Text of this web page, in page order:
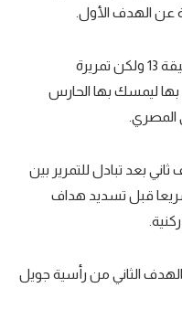
الهدف الأول.
وكاد صلاح أن يضاعف النتيجة مع الدقيقة 13 ولكن تمريرة
بها ليمسك بها الحارس
المصري.
بعد تبادل للتمرير بين
قبل تسديد هداف
الثاني من رأسية جويل